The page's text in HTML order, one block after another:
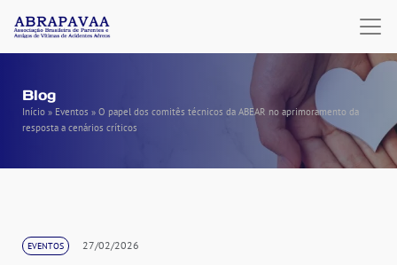
Blog
Início » Eventos » O papel dos comitês técnicos da ABEAR no aprimoramento da
resposta a cenários críticos
EVENTOS 27/02/2026